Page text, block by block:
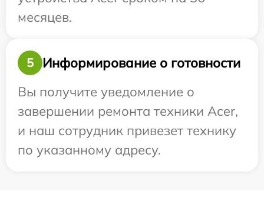
месяцев.
5
Информирование о готовности
Вы получите уведомление о
завершении ремонта техники Acer,
и наш сотрудник привезет технику
по указанному адресу.